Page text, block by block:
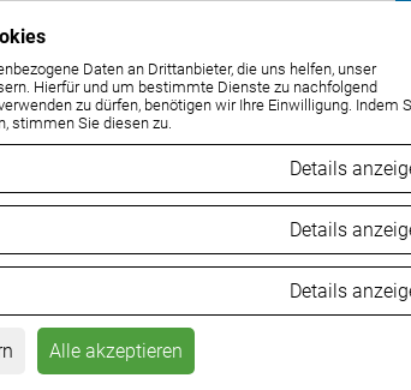
Daten an Drittanbieter, die uns helfen, unser
Hierfür und um bestimmte Dienste zu nachfolgend
zu dürfen, benötigen wir Ihre Einwilligung. Indem
stimmen Sie diesen zu.
Details
Details
Details
Alle akzeptieren
ÖVP-Bürgermeister Sabitzer aus
so Angerer. Ebenso gab es in
zur Schließung der
Ausschusses für Frauen,
aller unserer Anträge zur Schließung
ÖVP, dass ihnen die Anliegen der
immer an der Seite der
und Gewaltakten von
weiterhin für die Schließung aller
eine harte Asylpolitik vorgaukelt,